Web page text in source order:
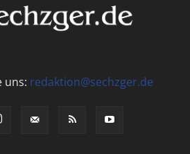
uns: redaktion@sechzger.de